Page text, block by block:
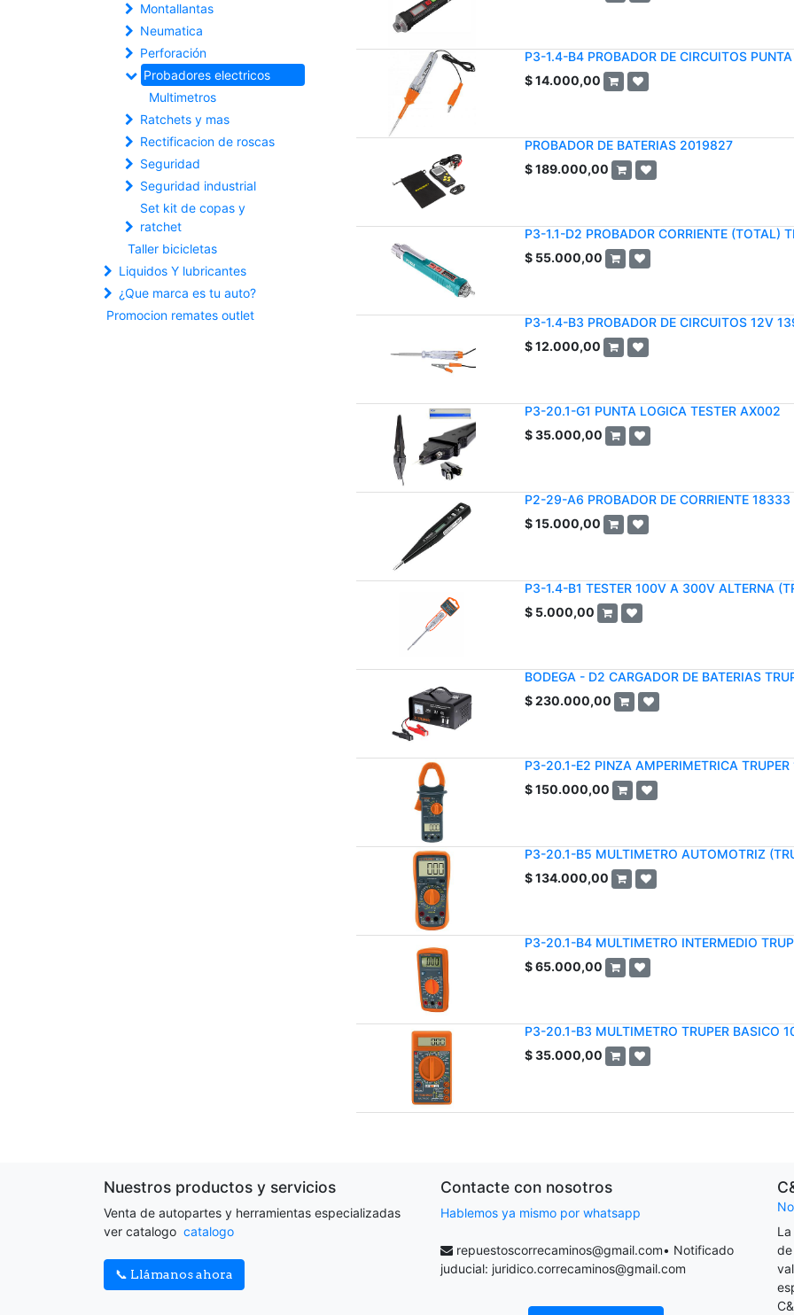
Montallantas
Neumatica
Perforación
Probadores electricos
Multimetros
Ratchets y mas
Rectificacion de roscas
Seguridad
Seguridad industrial
Set kit de copas y
ratchet
Taller bicicletas
Liquidos Y lubricantes
¿Que marca es tu auto?
Promocion remates outlet
P3-1.4-B4 PROBADOR DE CIRCUITOS
$14.000,00
PROBADOR DE BATERIAS 2019827
$189.000,00
P3-1.1-D2 PROBADOR CORRIENTE (TOTAL)
$ 55.000,00
P3-1.4-B3 PROBADOR DE CIRCUITOS 12V
$12.000,00
P3-20.1-G1 PUNTA LOGICA TESTER AX002
$35.000,00
P2-29-A6 PROBADOR DE CORRIENTE 18333
$15.000,00
P3-1.4-B1 TESTER 100V A 300V ALTERNA
$ 5.000,00
BODEGA - D2 CARGADOR DE BATERIAS
$230.000,00
P3-20.1-E2 PINZA AMPERIMETRICA
$150.000,00
P3-20.1-B5 MULTIMETRO AUTOMOTRIZ
$134.000,00
P3-20.1-B4 MULTIMETRO INTERMEDIO
$65.000,00
P3-20.1-B3 MULTIMETRO TRUPER BASICO
$35.000,00
Nuestros productos y servicios
Venta de autopartes y herramientas especializadas
ver catalogo catalogo
📞 Llámanos ahora
Contacte con nosotros
Hablemos ya mismo por whatsapp
repuestoscorrecaminos@gmail.com• Notificado
juducial: juridico.correcaminos@gmail.com